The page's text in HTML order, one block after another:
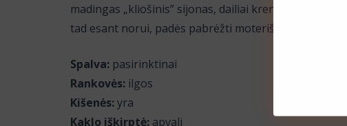
madingas „kliošinis” sijonas, dailiai krenta į apačią
tad esant norui, padės pabrėžti moterišką siluetą.
Spalva: pasirinktinai
Rankovės: ilgos
Kišenės:yra
Kaklo iškirptė: apvali